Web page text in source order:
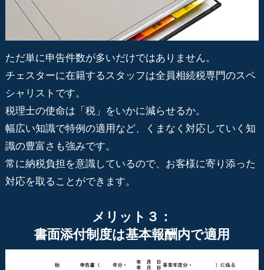
ただ単に申告件数が多いだけではありません。
チェスターに在籍するスタッフは全員相続税専門のスペ
シャリストです。
税理士の使命は「税」をいかに減らせるか。
幅広い知識で特例の適用など、くまなく対応していく知
識の豊富さも強みです。
常に納税負担を意識しているので、お客様に寄り添った
対応を取ることができます。
メリット３：
書面添付制度は基本報酬内で適用